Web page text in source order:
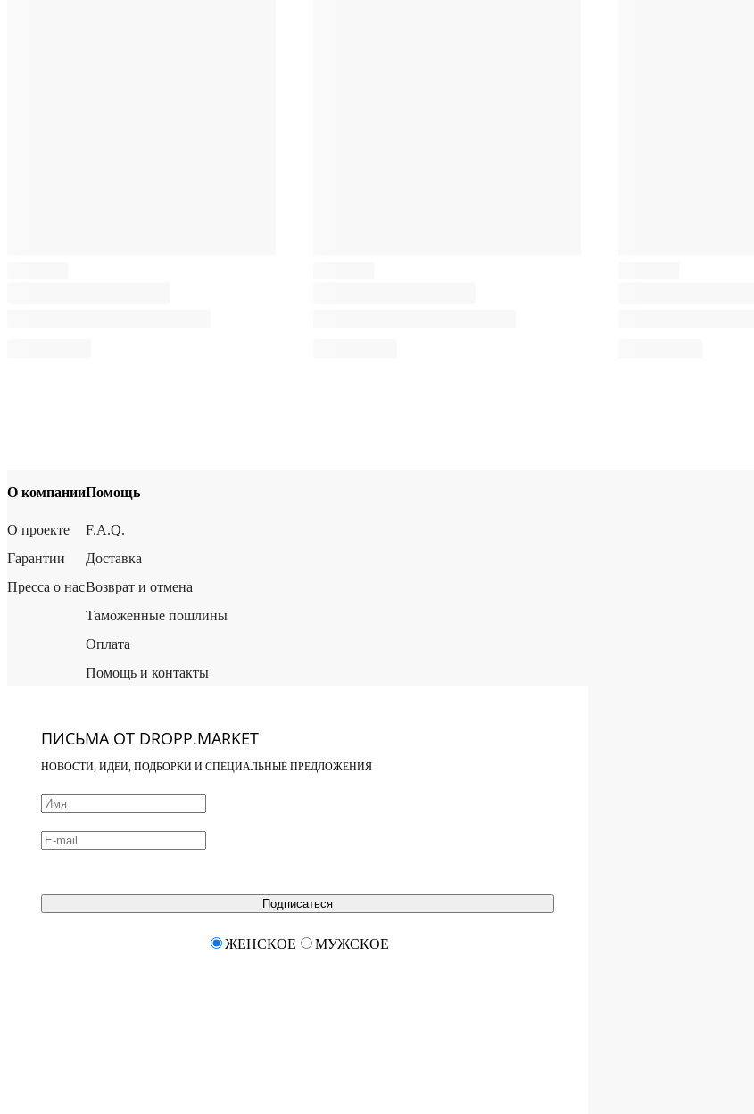
О компании
О проекте
Гарантии
Пресса о нас
Помощь
F.A.Q.
Доставка
Возврат и отмена
Таможенные пошлины
Оплата
Помощь и контакты
ПИСЬМА ОТ DROPP.MARKET
НОВОСТИ, ИДЕИ, ПОДБОРКИ И СПЕЦИАЛЬНЫЕ ПРЕДЛОЖЕНИЯ
Подписаться
ЖЕНСКОЕ МУЖСКОЕ